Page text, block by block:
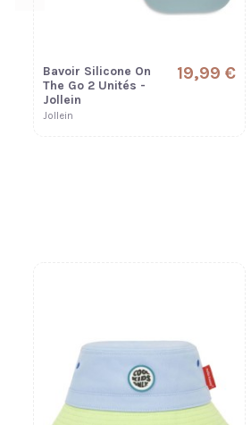
Bavoir Silicone On
The Go 2 Unités -
Jollein
Jollein
19,99 €